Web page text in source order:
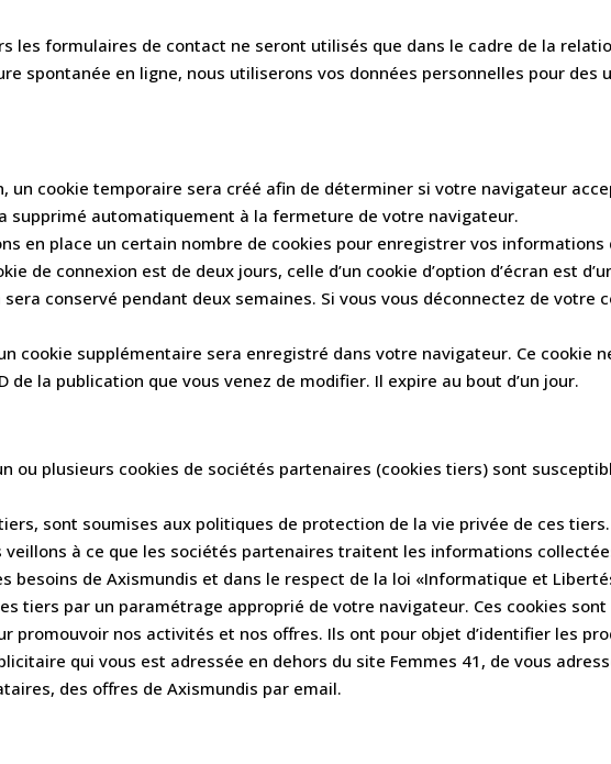
les formulaires de contact ne seront utilisés que dans le cadre de la
spontanée en ligne, nous utiliserons vos données personnelles pour des
un cookie temporaire sera créé afin de déterminer si votre navigateur
supprimé automatiquement à la fermeture de votre navigateur.
en place un certain nombre de cookies pour enregistrer vos informations
de connexion est de deux jours, celle d’un cookie d’option d’écran est
conservé pendant deux semaines. Si vous vous déconnectez de votre
cookie supplémentaire sera enregistré dans votre navigateur. Ce cookie
de la publication que vous venez de modifier. Il expire au bout d’un jour.
ou plusieurs cookies de sociétés partenaires (cookies tiers) sont
sont soumises aux politiques de protection de la vie privée de ces
à ce que les sociétés partenaires traitent les informations
de Axismundis et dans le respect de la loi «Informatique et
tiers par un paramétrage approprié de votre navigateur. Ces cookies sont
promouvoir nos activités et nos offres. Ils ont pour objet d’identifier les
qui vous est adressée en dehors du site Femmes 41, de vous
des offres de Axismundis par email.